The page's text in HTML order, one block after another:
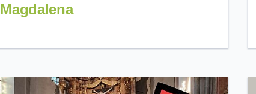
Magdalena